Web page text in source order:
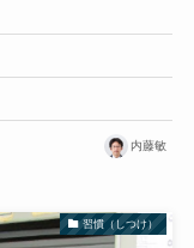
内藤敏
習慣（しつけ）